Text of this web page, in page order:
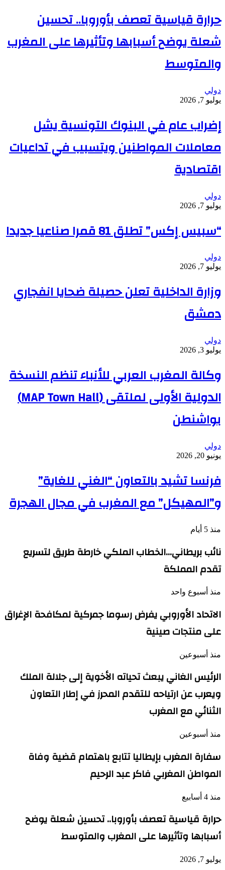
حرارة قياسية تعصف بأوروبا.. تحسين
شعلة يوضح أسبابها وتأثيرها على المغرب
والمتوسط
دولي
يوليو 7, 2026
إضراب عام في البنوك التونسية يشل
معاملات المواطنين ويتسبب في تداعيات
اقتصادية
دولي
يوليو 7, 2026
“سبيس إكس” تطلق 81 قمرا صناعيا جديدا
دولي
يوليو 7, 2026
وزارة الداخلية تعلن حصيلة ضحايا انفجاري
دمشق
دولي
يوليو 3, 2026
وكالة المغرب العربي للأنباء تنظم النسخة
الدولية الأولى لملتقى (MAP Town Hall)
بواشنطن
دولي
يونيو 20, 2026
فرنسا تشيد بالتعاون “الغني للغاية”
و”المهيكل” مع المغرب في مجال الهجرة
منذ 5 أيام
نائب بريطاني…الخطاب الملكي خارطة طريق لتسريع
تقدم المملكة
منذ أسبوع واحد
الاتحاد الأوروبي يفرض رسوما جمركية لمكافحة الإغراق
على منتجات صينية
منذ أسبوعين
الرئيس الغاني يبعث تحياته الأخوية إلى جلالة الملك
ويعرب عن ارتياحه للتقدم المحرز في إطار التعاون
الثنائي مع المغرب
منذ أسبوعين
سفارة المغرب بإيطاليا تتابع باهتمام قضية وفاة
المواطن المغربي فاكر عبد الرحيم
منذ 4 أسابيع
حرارة قياسية تعصف بأوروبا.. تحسين شعلة يوضح
أسبابها وتأثيرها على المغرب والمتوسط
يوليو 7, 2026